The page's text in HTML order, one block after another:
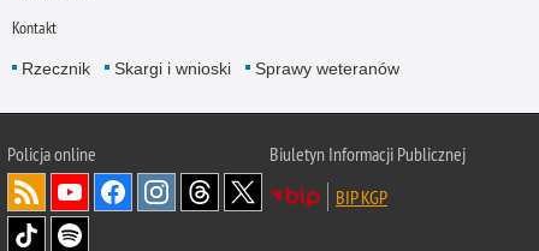
Kontakt
Rzecznik Skargi i wnioski Sprawy weteranów
Policjaonline
Biuletyn Informacji Publicznej
BIP KGP